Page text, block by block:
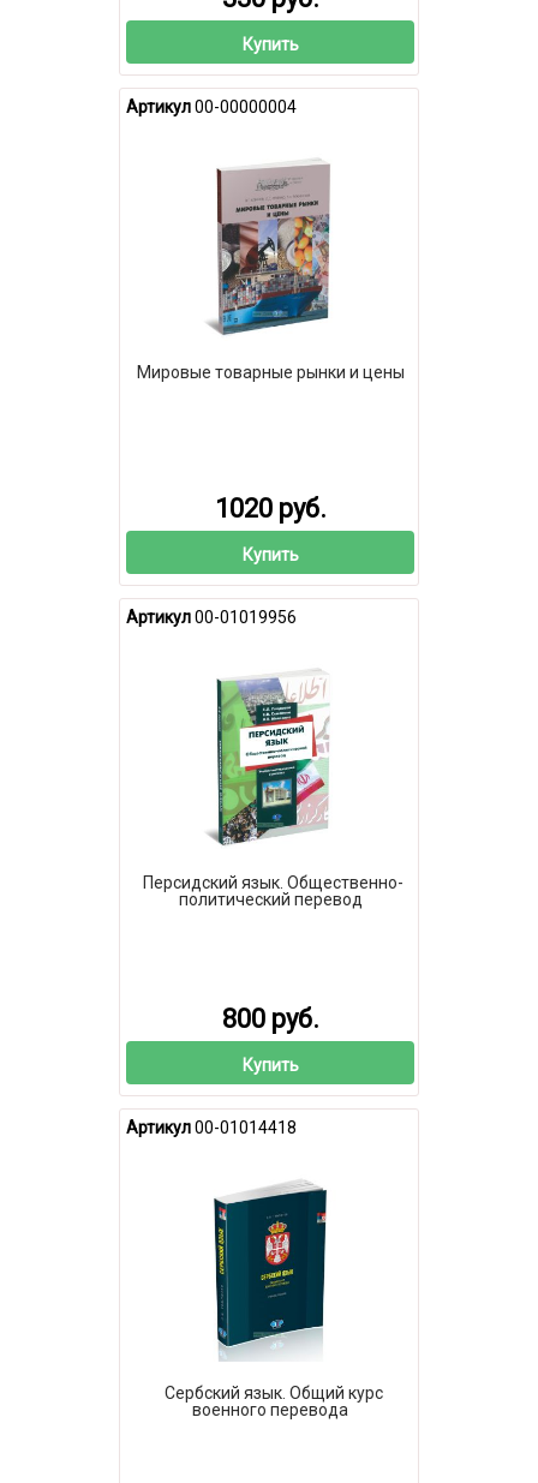
Купить
Артикул00-00000004
Мировые товарные рынки и цены
1020 руб.
Купить
Артикул00-01019956
Персидский язык. Общественно-
политический перевод
800 руб.
Купить
Артикул00-01014418
Сербский язык. Общий курс
военного перевода